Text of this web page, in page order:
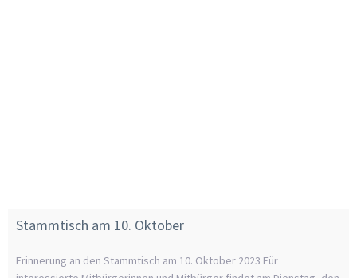
Stammtisch am 10. Oktober
Erinnerung an den Stammtisch am 10. Oktober 2023 Für